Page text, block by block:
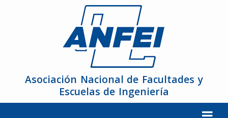
Asociación Nacional de Facultades y
Escuelas de Ingeniería